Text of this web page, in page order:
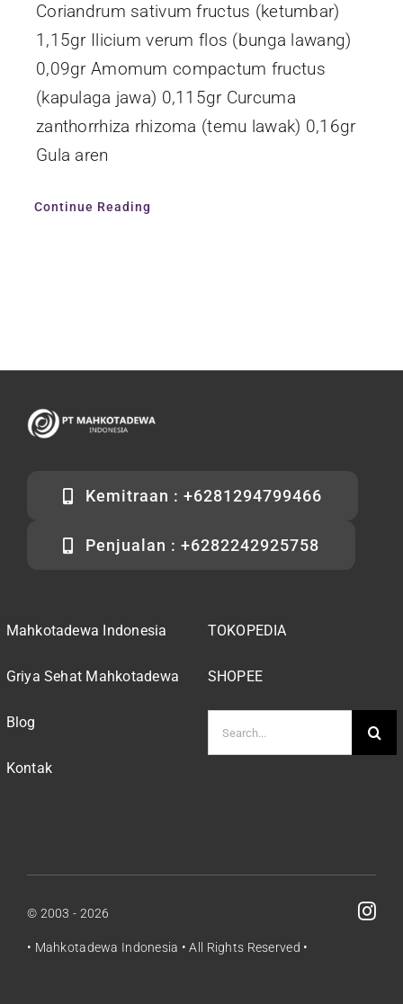
Coriandrum sativum fructus (ketumbar)
1,15gr Ilicium verum flos (bunga lawang)
0,09gr Amomum compactum fructus
(kapulaga jawa) 0,115gr Curcuma
zanthorrhiza rhizoma (temu lawak) 0,16gr
Gula aren
Continue Reading
Kemitraan : +6281294799466
Penjualan : +6282242925758
Mahkotadewa Indonesia
Griya Sehat Mahkotadewa
Blog
Kontak
TOKOPEDIA
SHOPEE
© 2003 - 2026
• Mahkotadewa Indonesia • All Rights Reserved •